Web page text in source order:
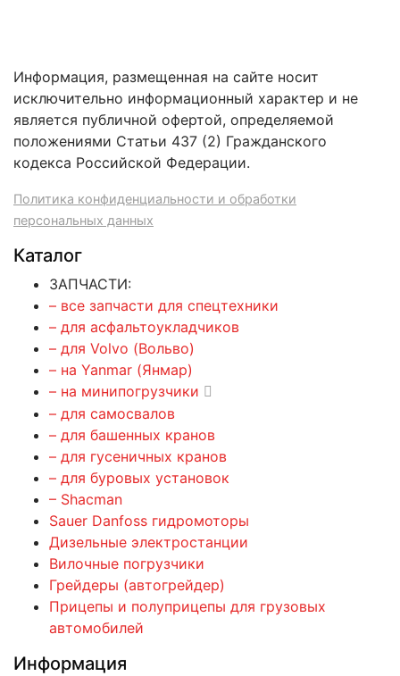
Информация, размещенная на сайте носит
исключительно информационный характер и не
является публичной офертой, определяемой
положениями Статьи 437 (2) Гражданского
кодекса Российской Федерации.
Политика конфиденциальности и обработки
персональных данных
Каталог
ЗАПЧАСТИ:
– все запчасти для спецтехники
– для асфальтоукладчиков
– для Volvo (Вольво)
– на Yanmar (Янмар)
– на минипогрузчики
– для самосвалов
– для башенных кранов
– для гусеничных кранов
– для буровых установок
– Shacman
Sauer Danfoss гидромоторы
Дизельные электростанции
Вилочные погрузчики
Грейдеры (автогрейдер)
Прицепы и полуприцепы для грузовых
автомобилей
Информация